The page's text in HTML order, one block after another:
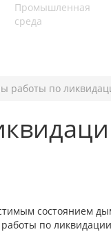
Промышленная
среда
работы по
состоянием
по